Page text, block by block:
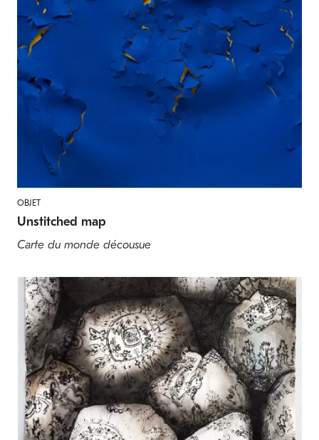
OBJET
Unstitched map
Carte du monde décousue